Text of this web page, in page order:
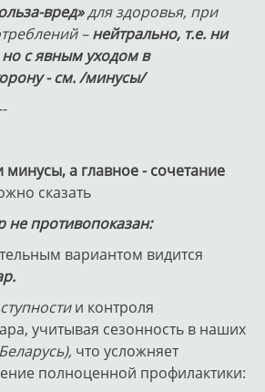
вред»для здоровья, при
–нейтрально, т.е. ни
с явным уходом в
- см. /минусы/
минусы,а главное - сочетание
сказать
не противопоказан:
вариантом видится
и контроля
учитывая сезонность в наших
что усложняет
полноценной профилактики: